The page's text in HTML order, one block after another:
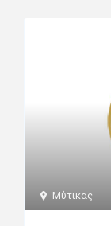
Μύτικας